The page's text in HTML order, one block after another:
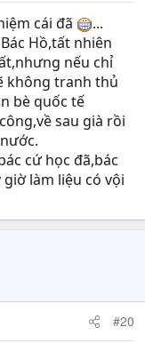
cái đã
...
Hồ,tất nhiên
nếu chỉ
không tranh thủ
bè quốc tế
sau già rồi
cứ học đã,bác
làm liệu có vội
#20